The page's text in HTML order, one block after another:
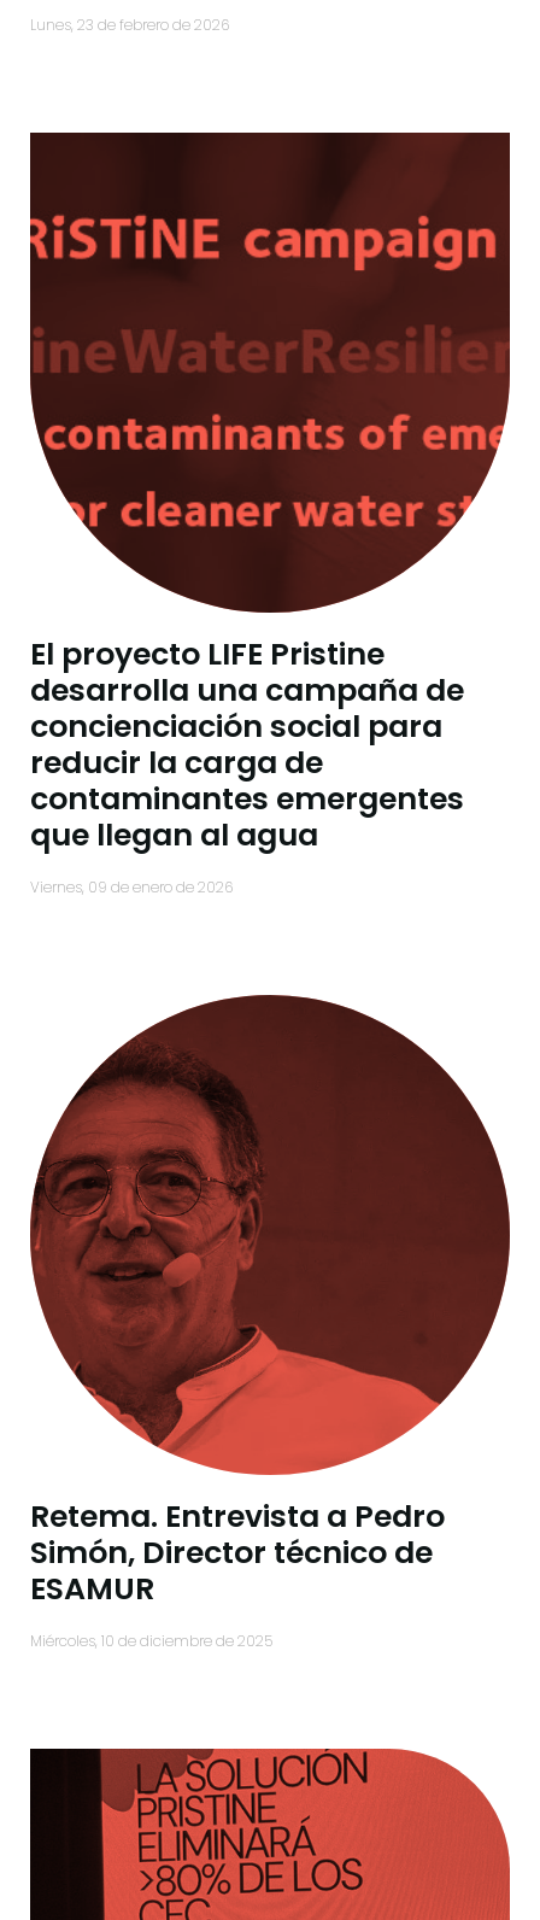
lunes, 23 de febrero de 2026
El proyecto LIFE Pristine
desarrolla una campaña de
concienciación social para
reducir la carga de
contaminantes emergentes
que llegan al agua
viernes, 09 de enero de 2026
Retema. Entrevista a Pedro
Simón, Director técnico de
ESAMUR
miércoles, 10 de diciembre de 2025